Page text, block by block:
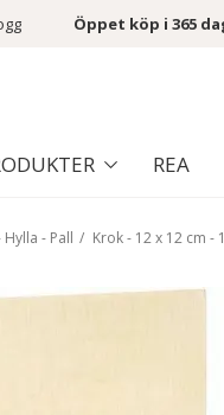
Öppet köp i 365
REA
- Pall / Krok - 12 x 12 cm -